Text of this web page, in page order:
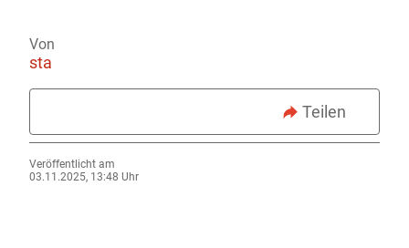
Von
sta
Teilen
Veröffentlicht am
03.11.2025, 13:48 Uhr